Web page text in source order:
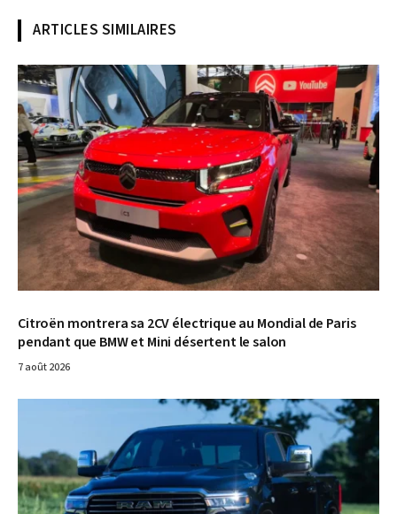
ARTICLES SIMILAIRES
© Photo MotorsActu / Faris Bouchaala
Citroën montrera sa 2CV électrique au Mondial de Paris
pendant que BMW et Mini désertent le salon
7 août 2026